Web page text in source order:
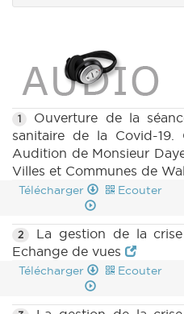
1
Ouverture de la
sanitaire de la Covid-19.
Audition de Monsieur
Villes et Communes de
Télécharger Ecouter
2
La gestion de la
Echange de vues
Télécharger Ecouter